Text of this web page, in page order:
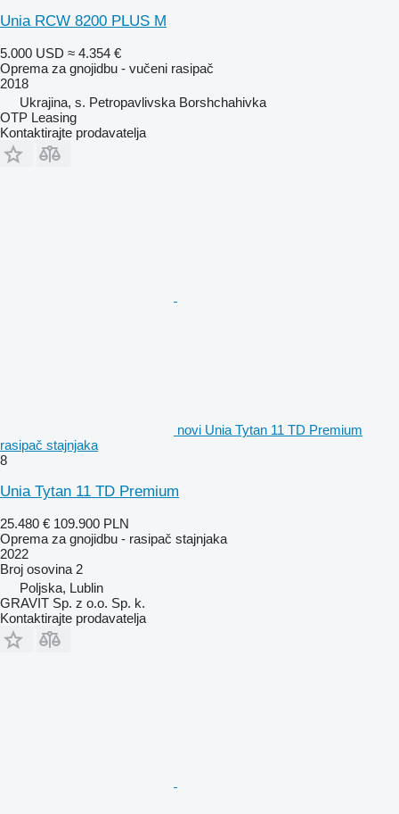
Unia RCW 8200 PLUS M
5.000 USD ≈ 4.354 €
Oprema za gnojidbu - vučeni rasipač
2018
Ukrajina, s. Petropavlivska Borshchahivka
OTP Leasing
Kontaktirajte prodavatelja
novi Unia Tytan 11 TD Premium
rasipač stajnjaka
8
Unia Tytan 11 TD Premium
25.480 € 109.900 PLN
Oprema za gnojidbu - rasipač stajnjaka
2022
Broj osovina 2
Poljska, Lublin
GRAVIT Sp. z o.o. Sp. k.
Kontaktirajte prodavatelja